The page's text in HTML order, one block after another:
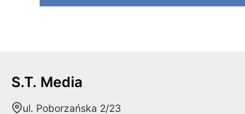
S.T. Media
Adres:
ul. Poborzańska 2/23